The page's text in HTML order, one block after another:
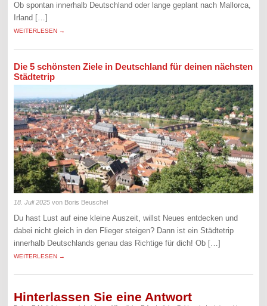
Ob spontan innerhalb Deutschland oder lange geplant nach Mallorca,
Irland […]
WEITERLESEN →
Die 5 schönsten Ziele in Deutschland für deinen nächsten
Städtetrip
18. Juli 2025 von Boris Beuschel
Du hast Lust auf eine kleine Auszeit, willst Neues entdecken und
dabei nicht gleich in den Flieger steigen? Dann ist ein Städtetrip
innerhalb Deutschlands genau das Richtige für dich! Ob […]
WEITERLESEN →
Hinterlassen Sie eine Antwort